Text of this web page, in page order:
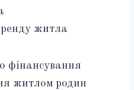
житла
фінансування
житлом родин